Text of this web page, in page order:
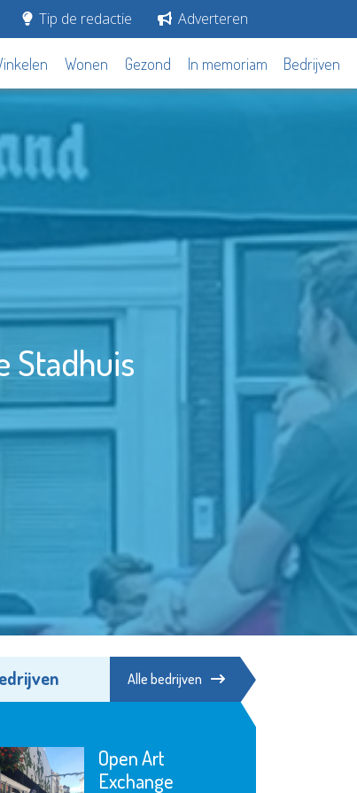
Tip de redactie Adverteren
Wonen Gezond In memoriam Bedrijven
Stadhuis
Alle bedrijven
Open Art
Exchange